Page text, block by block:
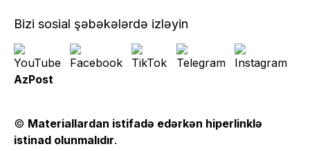
Bizi sosial şəbəkələrdə izləyin
AzPost
© Materiallardan istifadə edərkən hiperlinklə
istinad olunmalıdır.